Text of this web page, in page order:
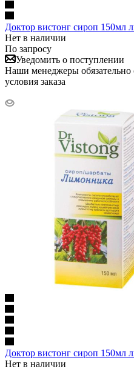
Доктор вистонг сироп 150мл
Нет в наличии
По запросу
Уведомить о поступлении
Наши менеджеры обязательно
условия заказа
Доктор вистонг сироп 150мл
Нет в наличии